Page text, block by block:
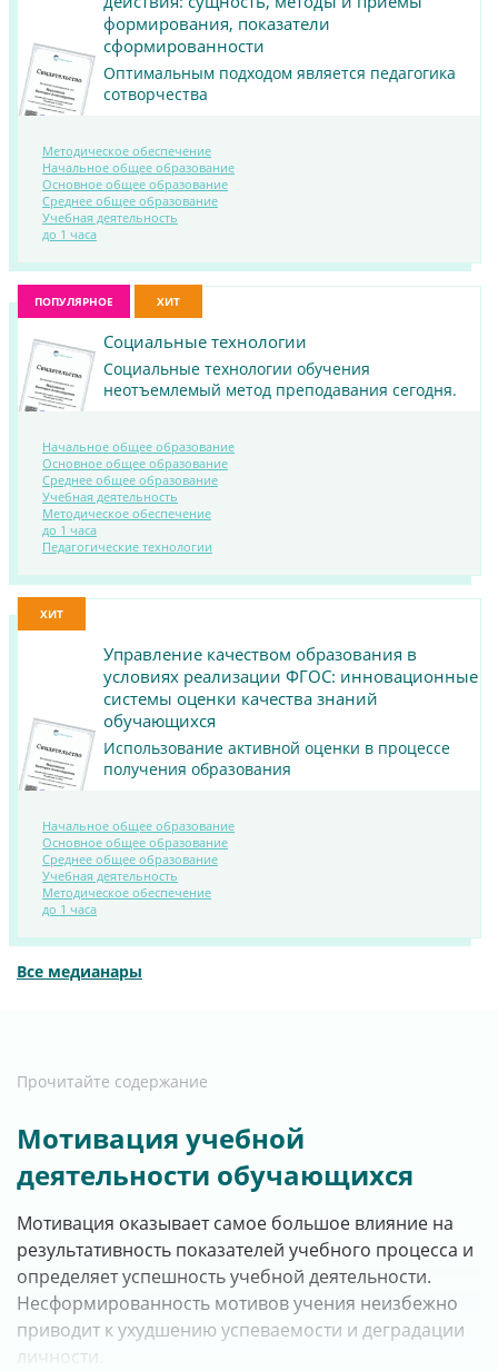
ПОСМОТРЕТЬ
формирования, показатели
сформированности
Оптимальным подходом является педагогика
сотворчества
Методическое обеспечение
Начальное общее образование
Основное общее образование
Среднее общее образование
Учебная деятельность
до 1 часа
ПОПУЛЯРНОЕ ХИТ
ПОСМОТРЕТЬ
МАТЕРИАЛ
Социальные технологии
Социальные технологии обучения
неотъемлемый метод преподавания сегодня.
Начальное общее образование
Основное общее образование
Среднее общее образование
Учебная деятельность
Методическое обеспечение
до 1 часа
Педагогические технологии
ХИТ
Управление качеством образования в
условиях реализации ФГОС: инновационные
системы оценки качества знаний
обучающихся
Использование активной оценки в процессе
получения образования
Начальное общее образование
Основное общее образование
Среднее общее образование
Учебная деятельность
Методическое обеспечение
до 1 часа
Все медианары
Прочитайте содержание
Мотивация учебной
деятельности обучающихся
Мотивация оказывает самое большое влияние на
результативность показателей учебного процесса и
определяет успешность учебной деятельности.
Несформированность мотивов учения неизбежно
приводит к ухудшению успеваемости и деградации
личности.